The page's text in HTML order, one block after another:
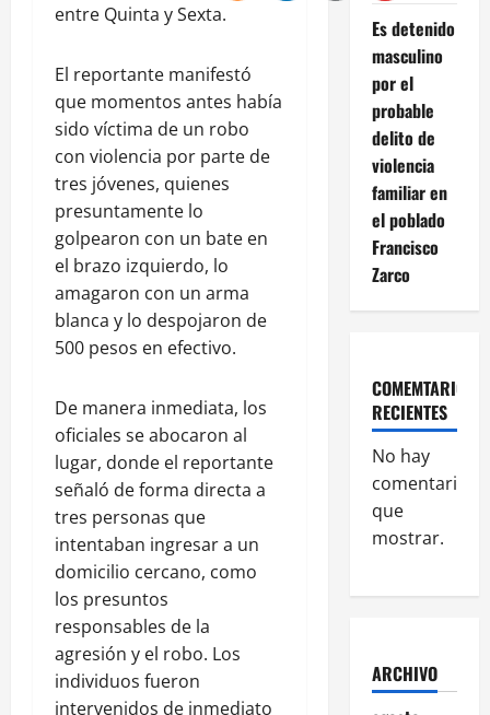
entre Quinta y Sexta.
El reportante manifestó
que momentos antes había
sido víctima de un robo
con violencia por parte de
tres jóvenes, quienes
presuntamente lo
golpearon con un bate en
el brazo izquierdo, lo
amagaron con un arma
blanca y lo despojaron de
500 pesos en efectivo.
De manera inmediata, los
oficiales se abocaron al
lugar, donde el reportante
señaló de forma directa a
tres personas que
intentaban ingresar a un
domicilio cercano, como
los presuntos
responsables de la
agresión y el robo. Los
individuos fueron
intervenidos de inmediato
Es detenido
masculino
por el
probable
delito de
violencia
familiar en
el poblado
Francisco
Zarco
COMEMTARIOS
RECIENTES
No hay
comentarios
que
mostrar.
ARCHIVO